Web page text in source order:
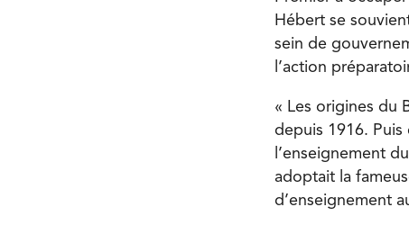
Hébert se
sein de
l’action
« Les origines du
depuis 1916.
l’enseignement
adoptait la
d’enseignement